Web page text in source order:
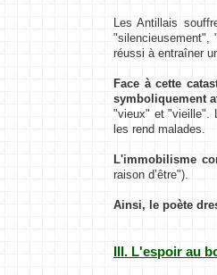
Les Antillais
"silencieusement",
réussi à entraîner
Face à cette
symboliquement
"vieux" et "vieille".
les rend malades.
L'immobilisme
raison d’être").
Ainsi, le poète
III. L'espoir au